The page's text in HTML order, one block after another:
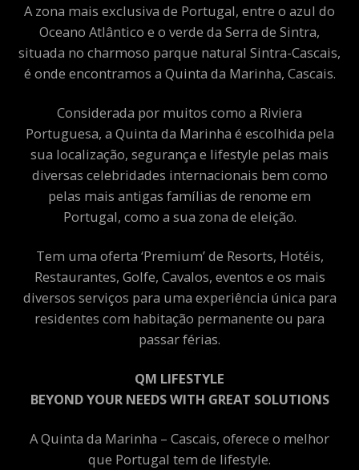
A zona mais exclusiva de Portugal, entre o azul do
Oceano Atlântico e o verde da Serra de Sintra,
situada no charmoso parque natural Sintra-Cascais,
é onde encontramos a Quinta da Marinha, Cascais.
Considerada por muitos como a Riviera
Portuguesa, a Quinta da Marinha é escolhida pela
sua localização, segurança e lifestyle pelas mais
diversas celebridades internacionais bem como
pelas mais antigas famílias de renome em
Portugal, como a sua zona de eleição.
Tem uma oferta ‘Premium’ de Resorts, Hotéis,
Restaurantes, Golfe, Cavalos, eventos e os mais
diversos serviços para uma experiência única para
residentes com habitação permanente ou para
passar férias.
QM LIFESTYLE
BEYOND YOUR NEEDS WITH GREAT SOLUTIONS
A Quinta da Marinha – Cascais, oferece o melhor
que Portugal tem de lifestyle.